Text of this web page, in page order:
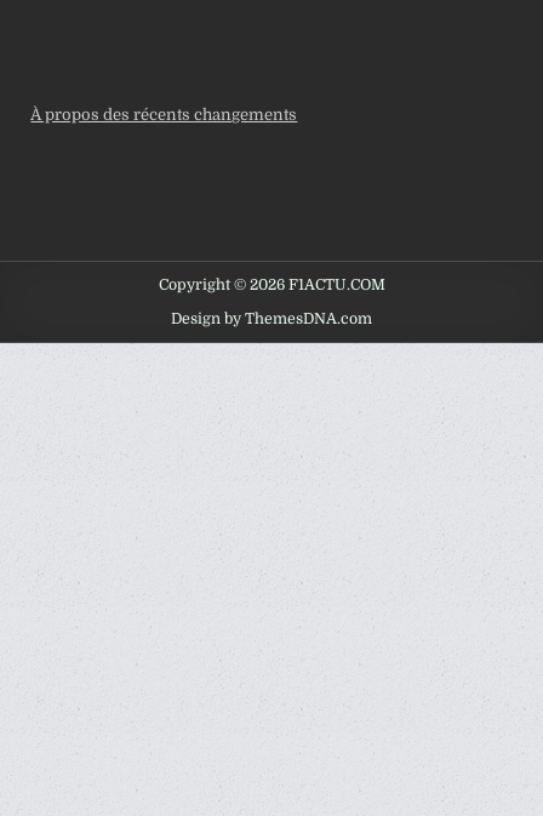
À propos des récents changements
Copyright © 2026 F1ACTU.COM
Design by ThemesDNA.com